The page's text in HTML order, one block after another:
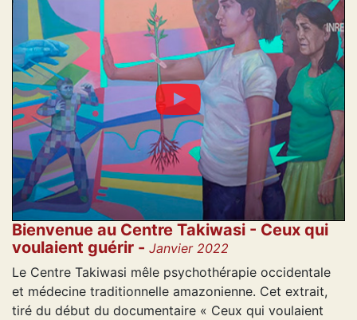
Bienvenue au Centre Takiwasi - Ceux qui
voulaient guérir - Janvier 2022
Le Centre Takiwasi mêle psychothérapie occidentale
et médecine traditionnelle amazonienne. Cet extrait,
tiré du début du documentaire « Ceux qui voulaient